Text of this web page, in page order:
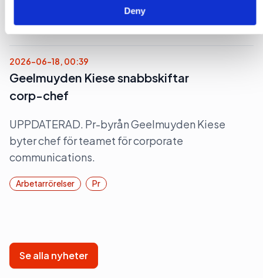
Deny
Arbetarrörelser Medier
2026-06-18, 00:39
Geelmuyden Kiese snabbskiftar
corp-chef
UPPDATERAD. Pr-byrån Geelmuyden Kiese
byter chef för teamet för corporate
communications.
Arbetarrörelser Pr
Se alla nyheter